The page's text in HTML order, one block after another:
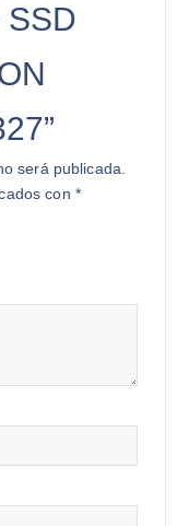
SSD
será publicada.
con *